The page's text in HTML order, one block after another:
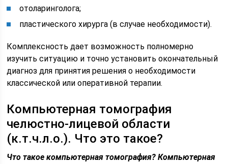
отоларинголога;
пластического хирурга (в случае необходимости).
Комплексность дает возможность полномерно
изучить ситуацию и точно установить окончательный
диагноз для принятия решения о необходимости
классической или оперативной терапии.
Компьютерная томография
челюстно-лицевой области
(к.т.ч.л.о.). Что это такое?
Что такое компьютерная томография? Компьютерная